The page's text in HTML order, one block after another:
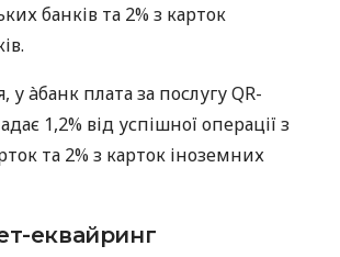
банків та 2% з карток
у àбанк плата за послугу QR-
1,2% від успішної операції з
та 2% з карток іноземних
еквайринг